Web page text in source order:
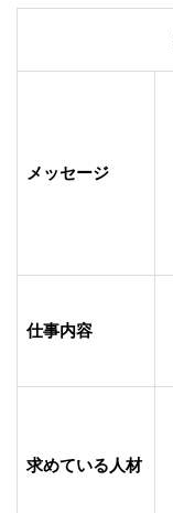
メッセージ
仕事内容
求めている人材